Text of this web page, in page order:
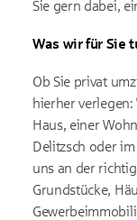
Sie gern dabei,
Was wir für Sie
Ob Sie privat
hierher verlegen:
Haus, einer
Delitzsch oder
uns an der
Grundstücke,